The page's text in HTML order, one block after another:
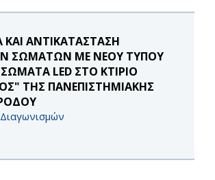
ΑΝΤΙΚΑΤΑΣΤΑΣΗ
ΣΩΜΑΤΩΝ ΜΕ ΝΕΟΥ ΤΥΠΟΥ
LED ΣΤΟ ΚΤΙΡΙΟ
ΤΗΣ ΠΑΝΕΠΙΣΤΗΜΙΑΚΗΣ